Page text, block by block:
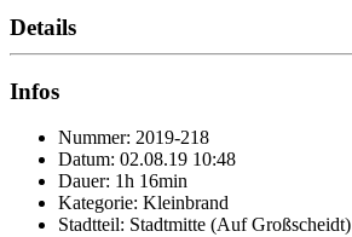
Details
Infos
Nummer: 2019-218
Datum: 02.08.19 10:48
Dauer: 1h 16min
Kategorie: Kleinbrand
Stadtteil: Stadtmitte (Auf Großscheidt)